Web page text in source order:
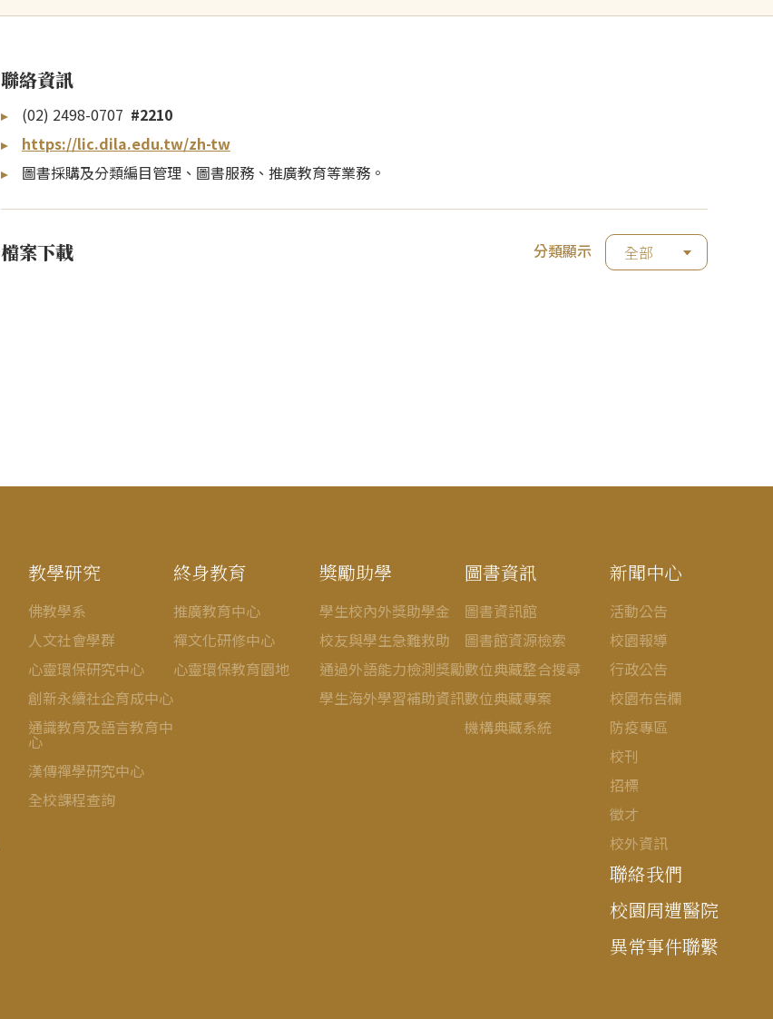
聯絡資訊
(02) 2498-0707 #2210
https://lic.dila.edu.tw/zh-tw
圖書採購及分類編目管理、圖書服務、推廣教育等業務。
檔案下載 分類顯示 全部
教學研究
佛教學系
人文社會學群
心靈環保研究中心
創新永續社企育成中心
通識教育及語言教育中
心
漢傳禪學研究中心
全校課程查詢
終身教育
推廣教育中心
禪文化研修中心
心靈環保教育園地
獎勵助學
學生校內外獎助學金
校友與學生急難救助
通過外語能力檢測獎勵
學生海外學習補助資訊
圖書資訊
圖書資訊館
圖書館資源檢索
數位典藏整合搜尋
數位典藏專案
機構典藏系統
新聞中心
活動公告
校園報導
行政公告
校園布告欄
防疫專區
校刊
招標
徵才
校外資訊
聯絡我們
校園周遭醫院
異常事件聯繫